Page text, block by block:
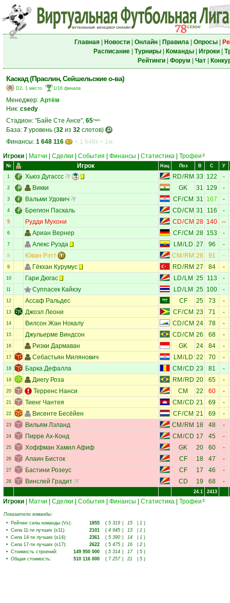
Главная| Новости| Онлайн| Правила| Опросы|
Расписание| Турниры| Команды| Игроки|
Рейтинги| Форум Чат|
Каскад (Праслин, Сейшельские о-ва)
D2, 1 место 1/16 финала
Менеджер: Артём
Ник: csedy
Стадион: "Байе Сте Ансе", 65тыс.
База: 7 уровень (32 из 32 слотов)
Финансы: 1 648 116
= 1 648к = 1м
Игроки
Матчи Сделки События Финансы Статистика Трофеи 3
№ Игрок Нац Поз В С У
1 Хьюз Дугассс RD/RM 33 122 -
2 Викки GK 31 129 -
3 Вальми Удович CF/CM 31 167 -
4 Брегион Паскаль CD/CM 31 116 -
5 Рудди Мухони CD/CM 28 140 --
6 Ариан Вернер CF/CM 28 153 -
7 Алекс Руэда LM /LD 27 96 -
8 Юван Рэтт CM / RM 28 91 -
9 Гёкхан Курумус RD/RM 27 84 -
10 Гари Дюгас LD/LM 25 113 -
11 Суппасек Кайкэу LD/LM 25 100 -
12 Ассаф Ральдес CF 25 73 -
13 Джоэл Леони CF/CM 23 71 -
14 Вилсон Жан Нокалу CD/CM 24 78 -
15 Джульерме Виндсон CD/CM 26 68 -
16 Ризки Дармаван GK 24 84 -
17 Себастьян Милянович LM /LD 22 70 -
18 Барка Дефалла CM /CD 23 81 -
19 Диегу Роза RM /RD 20 65 -
20 Терренс Нанси CM 22 60 -
21 Тиенг Чантея CM /CD 21 69 -
22 Висенте Бесёйен CF/CM 21 69 -
23 Вильям Лэланд CM / RM 18 48 -
24 Пирре Ах-Конд CM /CD 17 45 -
25 Хоффман Хамил Афиф GK 20 60 -
26 Алаин Бисток CF 18 47 -
27 Бастини Розеус CF 17 46 -
28 Винслей Градит CD 19 68 -
24.1 2413
Игроки Матчи Сделки События Финансы Статистика Трофеи 3
Показатели команды:
• Рейтинг силы команды (Vs): 1855 ( 5 319 15 1 )
• Сила 11-ти лучших (s11): 2101 ( 4 945 13 1 )
• Сила 14-ти лучших (s14): 2361 ( 5 390 14 1 )
• Сила 17-ти лучших (s17): 2622 ( 5 475 16 2 )
• Стоимость строений: 149 950 000 ( 5 314 17 5 )
• Общая стоимость: 510 116 000 ( 7 257 21 5 )